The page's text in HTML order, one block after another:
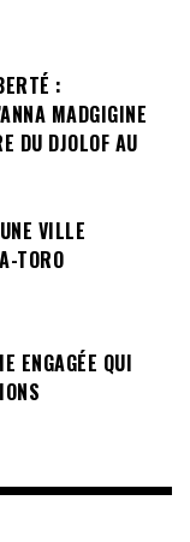
:
MADGIGINE
DU DJOLOF AU
VILLE
TORO
ENGAGÉE QUI